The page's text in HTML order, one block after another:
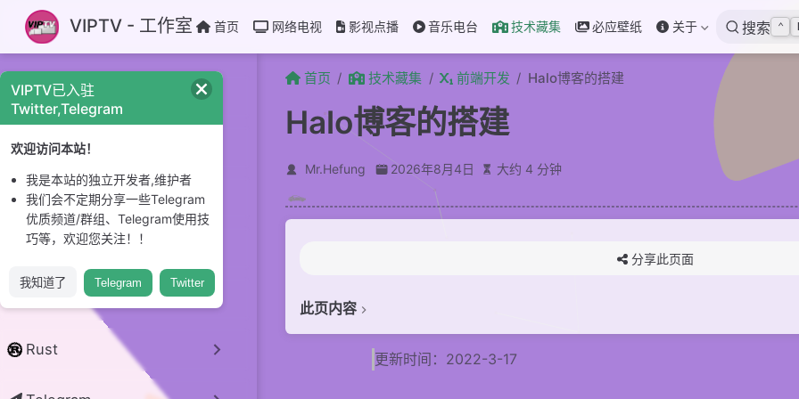
跳至主要內容VIPTV - 工作室 首页 网络电视 影视点播 音乐电台 技术藏集 必应壁纸 关于 搜索 ⌃
CI/CD
GitHub
Linux 系统
开源项目
Rust
首页 技术藏集 前端开发 Halo博客的搭建
Halo博客的搭建
Mr.Hefung 2026年8月4日 大约 4 分钟
分享此页面
此页内容
简介
更新时间：2022-3-17
VIPTV已入驻
Twitter,Telegram
欢迎访问本站！
我是本站的独立开发者,维护者
我们会不定期分享一些Telegram
优质频道/群组、Telegram使用技
巧等，欢迎您关注！！
我知道了 Telegram Twitter